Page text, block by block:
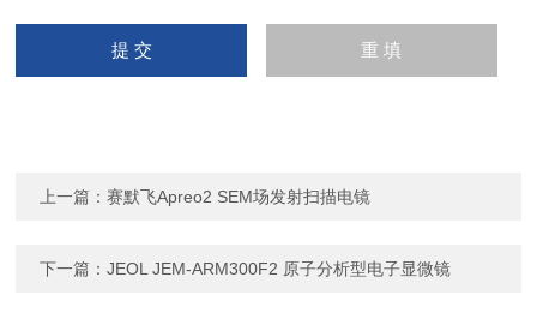
上一篇：赛默飞Apreo2 SEM场发射扫描电镜
下一篇：JEOL JEM-ARM300F2 原子分析型电子显微镜